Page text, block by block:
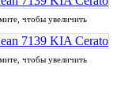
чтобы увеличить
чтобы увеличить